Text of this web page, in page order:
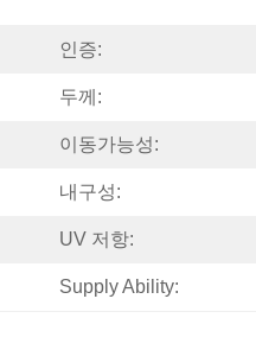
인증:
두께:
이동가능성:
내구성:
UV 저항:
Supply Ability: